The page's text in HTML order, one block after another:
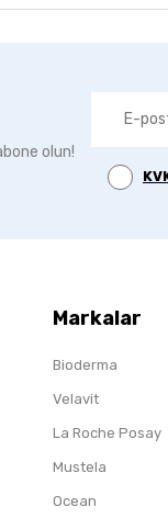
olun!
Markalar
Bioderma
Velavit
La Roche Posay
Mustela
Ocean